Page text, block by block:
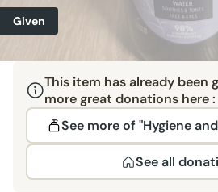
Given
This item has already been
more great donations here :
See more of "Hygiene
See all